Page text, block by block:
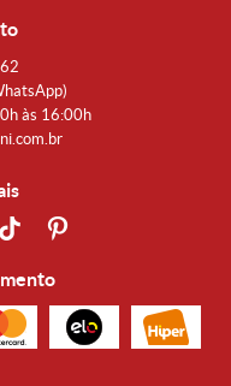
às 16:00h